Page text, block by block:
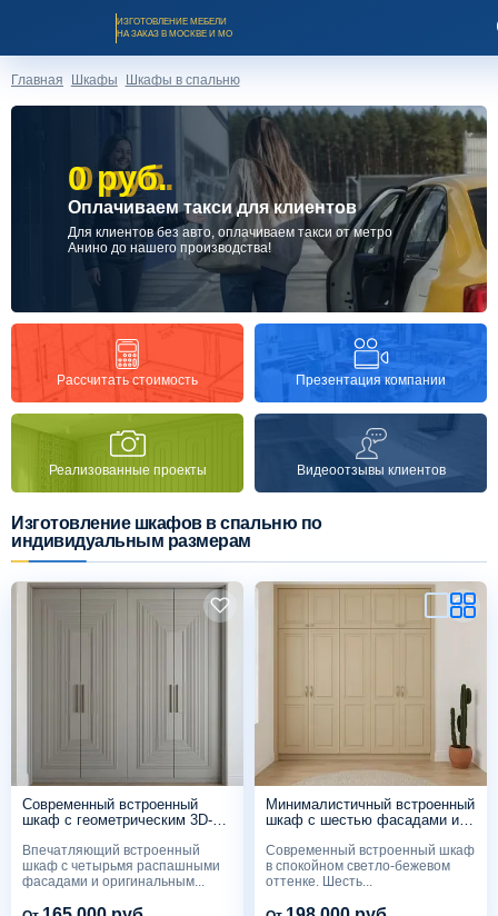
ИЗГОТОВЛЕНИЕ МЕБЕЛИ
НА ЗАКАЗ В МОСКВЕ И МО
Заказать звонок
Каталог мебели на заказ
Оплата и доставка
Рассрочка и кредит
Схема работы
Акции и скидки
Контакты
Главная Шкафы Шкафы в спальню
0 руб.
0 руб.
Оплачиваем такси для клиентов
Для клиентов без авто, оплачиваем такси от метро
Анино до нашего производства!
Рассчитать стоимость Презентация компании
Реализованные проекты Видеоотзывы клиентов
Изготовление шкафов в спальню по
индивидуальным размерам
Современный встроенный
шкаф с геометрическим 3D-
Впечатляющий встроенный
шкаф с четырьмя распашными
фасадами и оригинальным...
Минималистичный встроенный
шкаф с шестью фасадами и
Современный встроенный шкаф
в спокойном светло-бежевом
оттенке. Шесть...